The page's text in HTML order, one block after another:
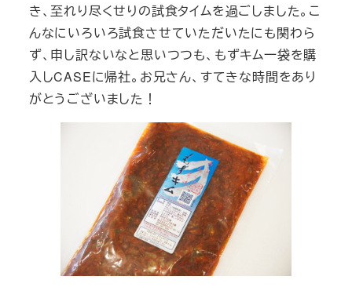
き、至れり尽くせりの試食タイムを過ごしました。こ
んなにいろいろ試食させていただいたにも関わら
ず、申し訳ないなと思いつつも、もずキム一袋を購
入しCASEに帰社。お兄さん、すてきな時間をあり
がとうございました！